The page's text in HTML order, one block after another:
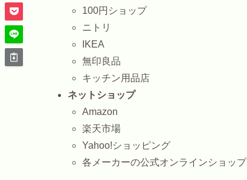
100円ショップ
ニトリ
IKEA
無印良品
キッチン用品店
ネットショップ
Amazon
楽天市場
Yahoo!ショッピング
各メーカーの公式オンラインショップ